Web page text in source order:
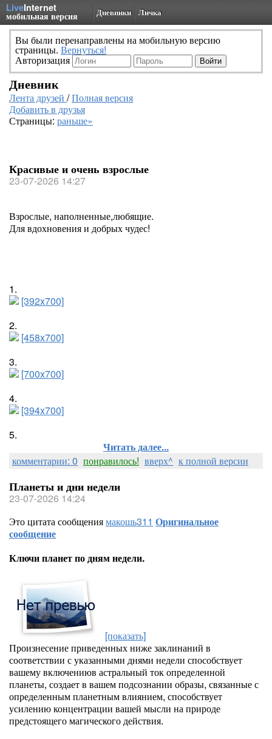
LiveInternet
мобильная версия Дневники Личка
Вы были перенаправлены на мобильную версию
страницы. Вернуться!
Авторизация
Дневник
Лента друзей /Полная версия
Добавить в друзья
Страницы: раньше»
Красивые и очень взрослые
23-07-2026 14:27
Взрослые, наполненные,любящие.
Для вдохновения и добрых чудес!
1.
[392x700]
2.
[458x700]
3.
[700x700]
4.
[394x700]
5.
Читать далее...
комментарии: 0 понравилось! вверх^ к полной версии
Планеты и дни недели
23-07-2026 14:24
Это цитата сообщениямакошь311 Оригинальное
сообщение
Ключи планет по дням недели.
[показать]
Произнесение приведенных ниже заклинаний в
соответствии с указанными днями недели способствует
вашему включениюв астральный ток определенной
планеты, создает в вашем подсознании образы, связанные с
определенным планетным влиянием, способствует
усилению концентрации вашей мысли на природе
предстоящего магического действия.